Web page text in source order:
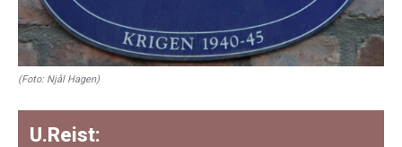
(Foto: Njål Hagen)
U.Reist: